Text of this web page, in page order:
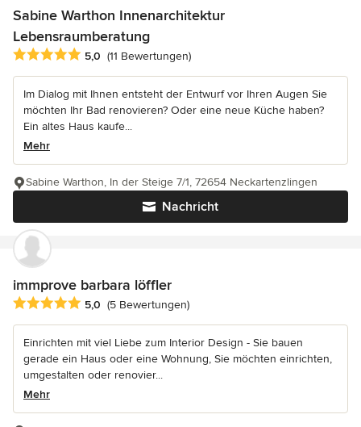
Sabine Warthon Innenarchitektur
Lebensraumberatung
Durchschnittliche Bewertung: 5 von 5 Sternen
5,0 (11 Bewertungen)
Im Dialog mit Ihnen entsteht der Entwurf vor Ihren Augen Sie
möchten Ihr Bad renovieren? Oder eine neue Küche haben?
Ein altes Haus kaufe...
Mehr
Nachricht
Sabine Warthon, In der Steige 7/1, 72654 Neckartenzlingen
immprove barbara löffler
Durchschnittliche Bewertung: 5 von 5 Sternen
5,0 (5 Bewertungen)
Einrichten mit viel Liebe zum Interior Design - Sie bauen
gerade ein Haus oder eine Wohnung, Sie möchten einrichten,
umgestalten oder renovier...
Mehr